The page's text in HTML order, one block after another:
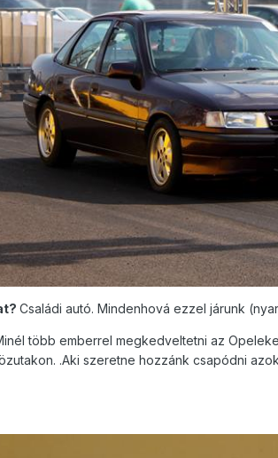
Családi autó. Mindenhová ezzel járunk
több emberrel megkedveltetni az
.Aki szeretne hozzánk csapódni